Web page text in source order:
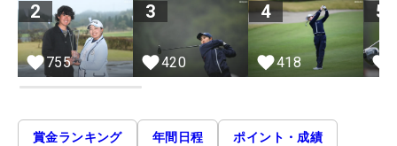
2
755
3
420
4
418
5
賞金ランキング 年間日程 ポイント・成績